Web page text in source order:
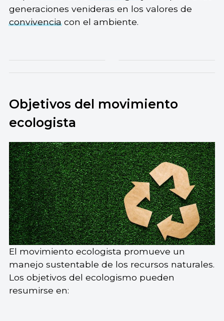
generaciones venideras en los valores de
convivenciacon el ambiente.
Objetivos del movimiento
ecologista
El movimiento ecologista promueve un
manejo sustentable de los recursos naturales.
Los objetivos del ecologismo pueden
resumirse en: